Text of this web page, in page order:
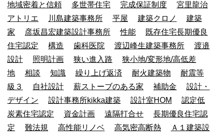
地域密着と信頼
多世帯住宅 完成保証制度
宮里龍治
アトリエ
川島建築事務所 平屋 建築クロノ
建築
家
彦坂昌宏建築設計事務所 性能
既存住宅長期優良
住宅認定
構造 歯科医院 渡辺峰生建築事務所
渡邉
設計
照明計画 狭い進入路
狭小地/変形地/高低差
地
相談 知識 繰り上げ返済 耐火建築物
耐震等
級３
自社設計 薪ストーブのある家 補助金
設計・
デザイン
設計事務所kikka建築 設計室HOM
認定低
炭素住宅認定
資金計画 遠隔打合せ
長期優良住宅認
定
難法規 高性能リノベ 高気密高断熱
Ａ１建築設